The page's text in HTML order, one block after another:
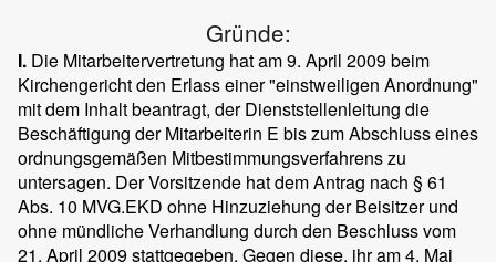
Gründe:
I. Die Mitarbeitervertretung hat am 9. April 2009 beim
Kirchengericht den Erlass einer "einstweiligen Anordnung"
mit dem Inhalt beantragt, der Dienststellenleitung die
Beschäftigung der Mitarbeiterin E bis zum Abschluss eines
ordnungsgemäßen Mitbestimmungsverfahrens zu
untersagen. Der Vorsitzende hat dem Antrag nach § 61
Abs. 10 MVG.EKD ohne Hinzuziehung der Beisitzer und
ohne mündliche Verhandlung durch den Beschluss vom
21. April 2009 stattgegeben. Gegen diese, ihr am 4. Mai